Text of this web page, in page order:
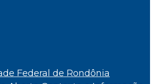
Federal de Rondônia